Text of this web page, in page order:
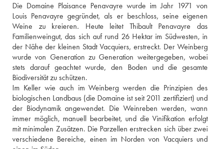
Die Domaine Plaisance Penavayre wurde im Jahr 1971 von
Louis Penavayre gegründet, als er beschloss, seine eigenen
Weine zu kreieren. Heute leitet Thibault Penavayre das
Familienweingut, das sich auf rund 26 Hektar im Südwesten, in
der Nähe der kleinen Stadt Vacquiers, erstreckt. Der Weinberg
wurde von Generation zu Generation weitergegeben, wobei
stets darauf geachtet wurde, den Boden und die gesamte
Biodiversität zu schützen.
Im Keller wie auch im Weinberg werden die Prinzipien des
biologischen Landbaus (die Domaine ist seit 2011 zertifiziert) und
der Biodynamik angewendet. Die Weinreben werden, wann
immer möglich, manuell bearbeitet, und die Vinifikation erfolgt
mit minimalen Zusätzen. Die Parzellen erstrecken sich über zwei
verschiedene Bereiche, einen im Norden von Vacquiers und